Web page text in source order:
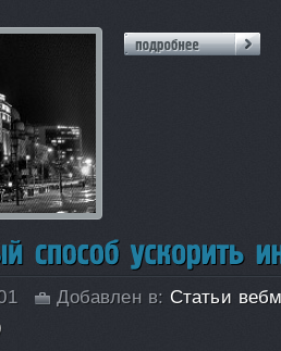
Добавлен в: Статьи